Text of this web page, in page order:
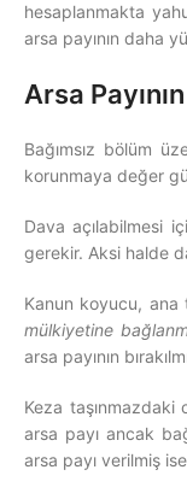
hesaplanmakta
arsa payının daha
Arsa
Bağımsız bölüm
korunmaya değer
Dava açılabilmesi
gerekir. Aksi halde
Kanun koyucu, ana
mülkiyetine
arsa payının
Keza taşınmazdaki
arsa payı ancak
arsa payı verilmiş